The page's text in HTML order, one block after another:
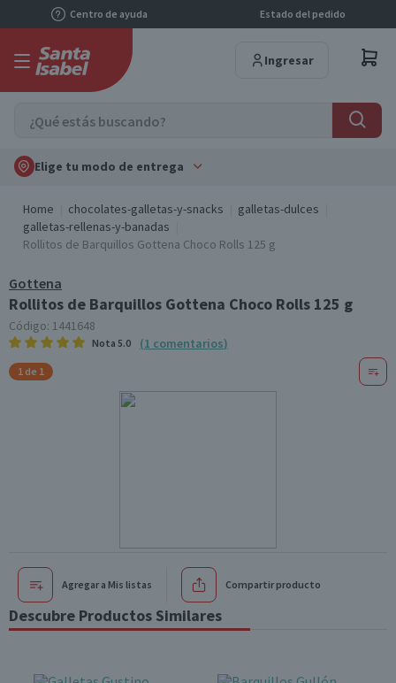
Centro de ayuda Estado del pedido
Ingresar
Elige tu modo de entrega
Home chocolates-galletas-y-snacks
galletas-dulces
galletas-rellenas-y-banadas
Rollitos de Barquillos Gottena Choco Rolls 125 g
Gottena
Rollitos de Barquillos Gottena Choco Rolls 125 g
Código: 1441648
Nota 5.0 (1 comentarios)
1 de 1
Agregar a Mis listas Compartir producto
Descubre Productos Similares